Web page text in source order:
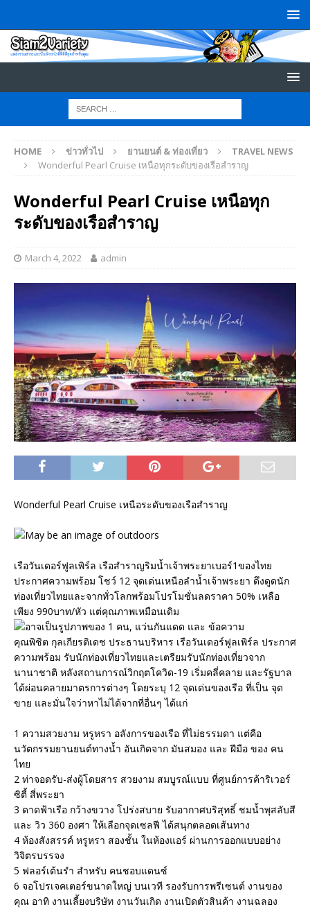
HOME ข่าวทั่วไป ยานยนต์ & ท่องเที่ยว
TRAVEL NEWS
Wonderful Pearl Cruise เหนือทุกระดับของเรือสำราญ
Wonderful Pearl Cruise เหนือทุก
ระดับของเรือสำราญ
March 4, 2022 admin
Wonderful Pearl Cruise เหนือระดับของเรือสำราญ
เรือวันเดอร์ฟูลเพิร์ล เรือสำราญริมน้ำเจ้าพระยาเบอร์1ของไทย
ประกาศความพร้อม โชว์ 12 จุดเด่นเหนือลำน้ำเจ้าพระยา ดึงดูดนัก
ท่องเที่ยวไทยและจากทั่วโลกพร้อมโปรโมชั่นลดราคา 50% เหลือ
เพียง 990บาท/หัว แต่คุณภาพเหมือนเดิม
คุณพิชิต กุลเกียรติเดช ประธานบริหาร เรือวันเดอร์ฟูลเพิร์ล ประกาศ
ความพร้อม รับนักท่องเที่ยวไทยและเตรียมรับนักท่องเที่ยวจาก
นานาชาติ หลังสถานการณ์วิกฤตโควิด-19 เริ่มคลี่คลาย และรัฐบาล
ได้ผ่อนคลายมาตรการต่างๆ โดยระบุ 12 จุดเด่นของเรือ ที่เป็น จุด
ขาย และมั่นใจว่าหาไม่ได้จากที่อื่นๆ ได้แก่
1 ความสวยงาม หรูหรา อลังการของเรือ ที่ไม่ธรรมดา แต่คือ
นวัตกรรมยานยนต์ทางน้ำ อันเกิดจาก มันสมอง และ ฝีมือ ของ คน
ไทย
2 ท่าจอดรับ-ส่งผู้โดยสาร สวยงาม สมบูรณ์แบบ ที่ศูนย์การค้าริเวอร์
ซิตี้ สี่พระยา
3 ดาดฟ้าเรือ กว้างขวาง โปร่งสบาย รับอากาศบริสุทธิ์ ชมน้ำพุสลับสี
และ วิว 360 องศา ให้เลือกจุดเซลฟี ได้สนุกตลอดเส้นทาง
4 ห้องสังสรรค์ หรูหรา สองชั้น ในห้องแอร์ ผ่านการออกแบบอย่าง
วิจิตรบรรจง
5 ฟลอร์เต้นรำ สำหรับ คนชอบแดนซ์
6 จอโปรเจคเตอร์ขนาดใหญ่ บนเวที รองรับการพรีเซนต์ งานของ
คุณ อาทิ งานเลี้ยงบริษัท งานวันเกิด งานเปิดตัวสินค้า งานฉลอง